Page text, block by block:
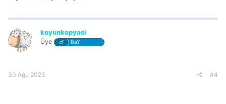
koyunkopyasi
Üye BaY
30 Ağu 2023 #4